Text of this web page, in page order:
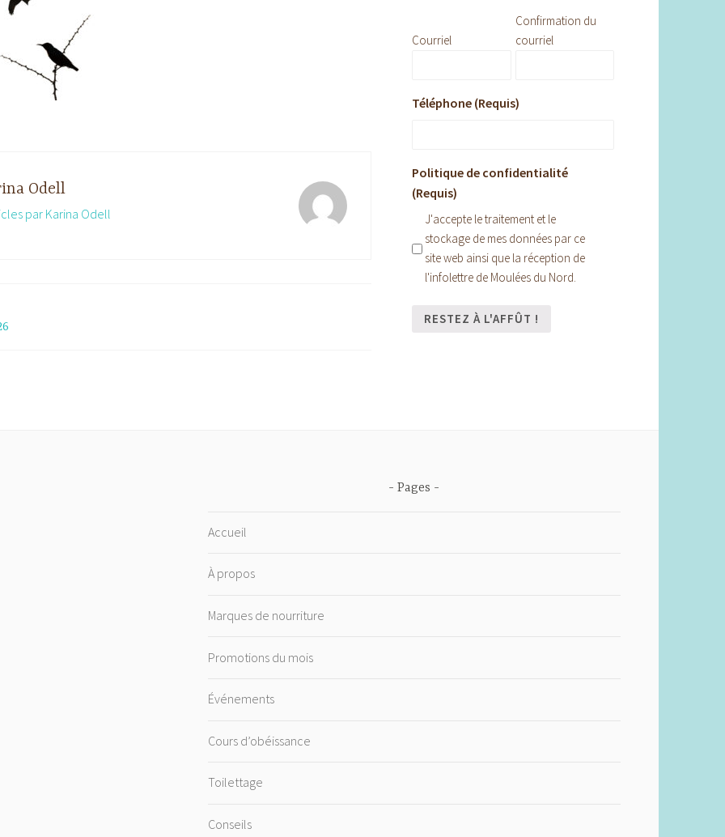
Odell
par Karina Odell
Courriel
Confirmation du
courriel
Téléphone (Requis)
Politique de confidentialité
(Requis)
J'accepte le traitement et le
stockage de mes données par ce
site web ainsi que la réception de
l'infolettre de Moulées du Nord.
Pages
Accueil
À propos
Marques de nourriture
Promotions du mois
Événements
Cours d’obéissance
Toilettage
Conseils